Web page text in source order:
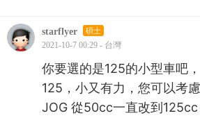
starflyer 碩士
2021-10-7 00:29 - 台灣
你要選的是125的小型車吧
125，小又有力，您可以考慮
JOG 從50cc一直改到